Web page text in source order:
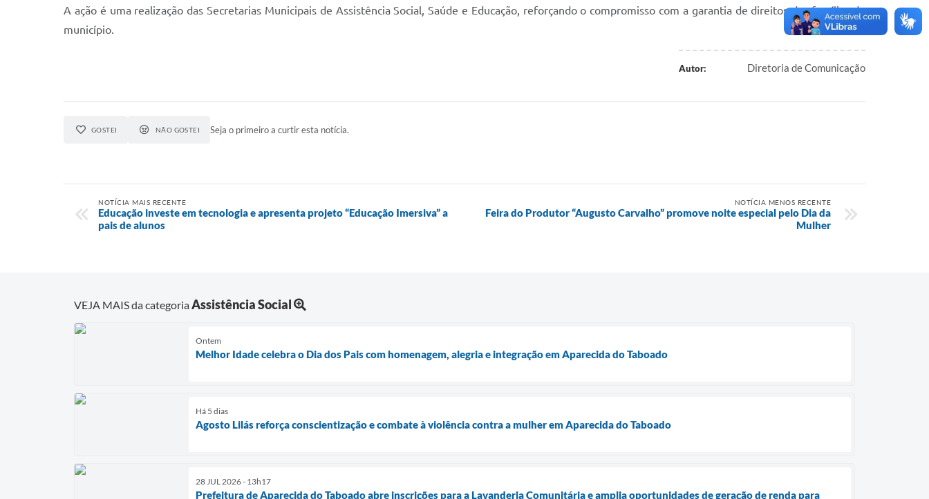
A ação é uma realização das Secretarias Municipais de Assistência Social, Saúde e Educação, reforçando o compromisso com a garantia de direitos das famílias do
município.
Autor: Diretoria de Comunicação
GOSTEI NÃO GOSTEI Seja o primeiro a curtir esta notícia.
NOTÍCIA MAIS RECENTE
Educação investe em tecnologia e apresenta projeto “Educação Imersiva” a
pais de alunos
NOTÍCIA MENOS RECENTE
Feira do Produtor “Augusto Carvalho” promove noite especial pelo Dia da
Mulher
VEJA MAIS da categoriaAssistência Social
Ontem
Melhor Idade celebra o Dia dos Pais com homenagem, alegria e integração em Aparecida do Taboado
Há 5 dias
Agosto Lilás reforça conscientização e combate à violência contra a mulher em Aparecida do Taboado
28 JUL 2026 - 13h17
Prefeitura de Aparecida do Taboado abre inscrições para a Lavanderia Comunitária e amplia oportunidades de geração de renda para